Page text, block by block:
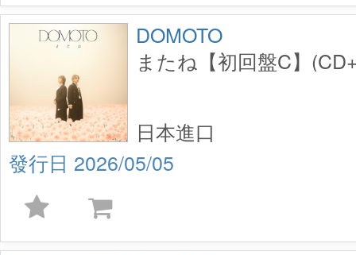
DOMOTO
またね【初回盤C】
2026/05/05
日本進口